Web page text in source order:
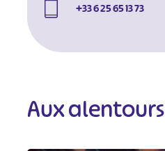
+33 6 25 65 13 73
Aux alentours